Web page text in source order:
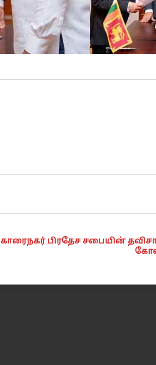
காரைநகர் பிரதேச சபையின்